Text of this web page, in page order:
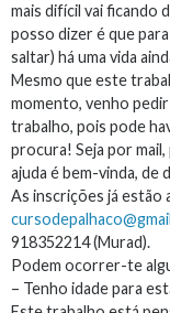
mais difícil vai ficando
posso dizer é que
saltar) há uma vida
Mesmo que este
momento, venho
trabalho, pois pode
procura! Seja por
ajuda é bem-vinda, de
As inscrições já estão
918352214 (Murad).
Podem ocorrer-te
– Tenho idade para